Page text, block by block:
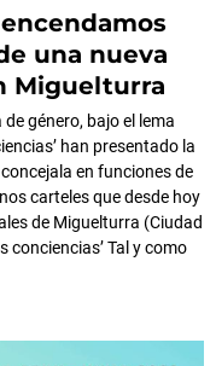
una nueva
Miguelturra
género, bajo el lema
han presentado la
en funciones de
carteles que desde hoy
de Miguelturra (Ciudad
conciencias’ Tal y como